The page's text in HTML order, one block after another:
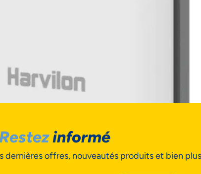
Restezinformé
dernières offres, nouveautés produits et bien
DE